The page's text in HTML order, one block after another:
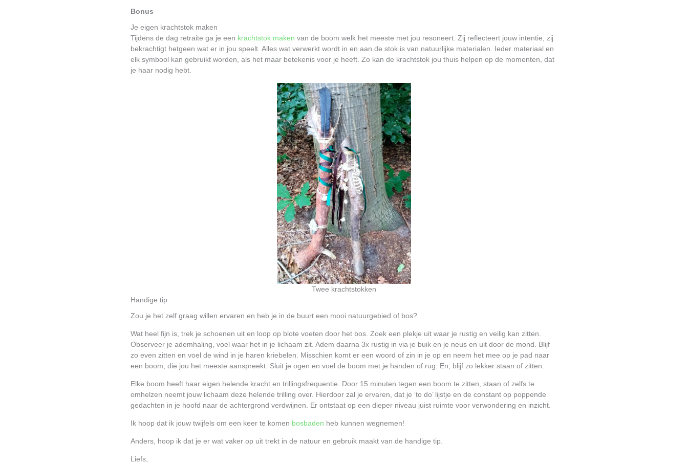
Bonus
Je eigen krachtstok maken
Tijdens de dag retraite ga je een krachtstok maken van de boom welk het meeste met jou resoneert. Zij reflecteert jouw intentie, zij
bekrachtigt hetgeen wat er in jou speelt. Alles wat verwerkt wordt in en aan de stok is van natuurlijke materialen. Ieder materiaal en
elk symbool kan gebruikt worden, als het maar betekenis voor je heeft. Zo kan de krachtstok jou thuis helpen op de momenten, dat
je haar nodig hebt.
Twee krachtstokken
Handige tip
Zou je het zelf graag willen ervaren en heb je in de buurt een mooi natuurgebied of bos?
Wat heel fijn is, trek je schoenen uit en loop op blote voeten door het bos. Zoek een plekje uit waar je rustig en veilig kan zitten.
Observeer je ademhaling, voel waar het in je lichaam zit. Adem daarna 3x rustig in via je buik en je neus en uit door de mond. Blijf
zo even zitten en voel de wind in je haren kriebelen. Misschien komt er een woord of zin in je op en neem het mee op je pad naar
een boom, die jou het meeste aanspreekt. Sluit je ogen en voel de boom met je handen of rug. En, blijf zo lekker staan of zitten.
Elke boom heeft haar eigen helende kracht en trillingsfrequentie. Door 15 minuten tegen een boom te zitten, staan of zelfs te
omhelzen neemt jouw lichaam deze helende trilling over. Hierdoor zal je ervaren, dat je ‘to do’ lijstje en de constant op poppende
gedachten in je hoofd naar de achtergrond verdwijnen. Er ontstaat op een dieper niveau juist ruimte voor verwondering en inzicht.
Ik hoop dat ik jouw twijfels om een keer te komen bosbaden heb kunnen wegnemen!
Anders, hoop ik dat je er wat vaker op uit trekt in de natuur en gebruik maakt van de handige tip.
Liefs,